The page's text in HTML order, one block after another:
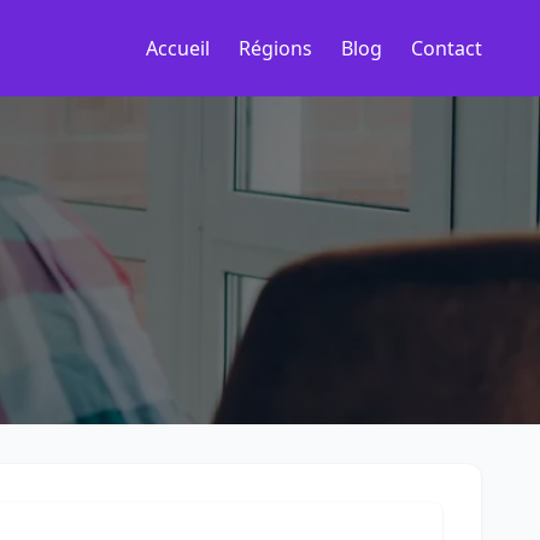
Accueil Régions Blog Contact